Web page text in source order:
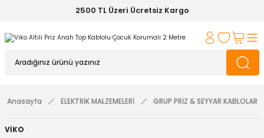
2500 TL Üzeri Ücretsiz Kargo
Anasayfa ELEKTRİK MALZEMELERİ GRUP PRİZ & SEYYAR KABLOLAR
VİKO